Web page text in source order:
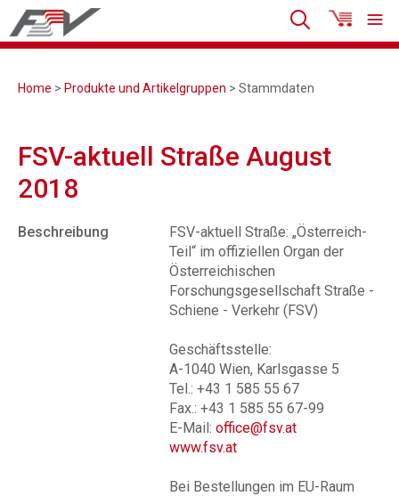
Home > Produkte und Artikelgruppen > Stammdaten
FSV-aktuell Straße August
2018
Beschreibung
FSV-aktuell Straße: „Österreich-
Teil“ im offiziellen Organ der
Österreichischen
Forschungsgesellschaft Straße -
Schiene - Verkehr (FSV)
Geschäftsstelle:
A-1040 Wien, Karlsgasse 5
Tel.: +43 1 585 55 67
Fax.: +43 1 585 55 67-99
E-Mail: office@fsv.at
www.fsv.at
Bei Bestellungen im EU-Raum